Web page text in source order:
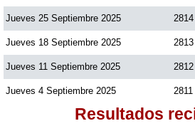
Jueves 25 Septiembre 2025 2814
Jueves 18 Septiembre 2025 2813
Jueves 11 Septiembre 2025 2812
Jueves 4 Septiembre 2025 2811
Resultados